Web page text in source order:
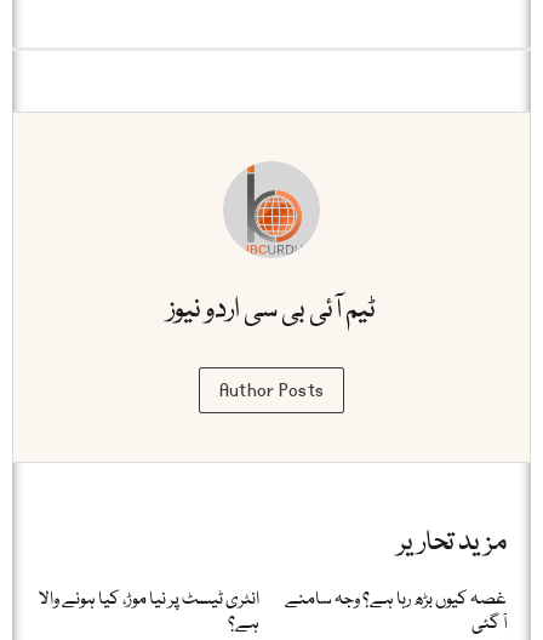
ٹیم آئی بی سی اردو نیوز
Author Posts
مزید تحاریر
غصہ کیوں بڑھ رہا ہے؟ وجہ سامنے
آ گئی
انٹری ٹیسٹ پر نیا موڑ، کیا ہونے والا
ہے؟